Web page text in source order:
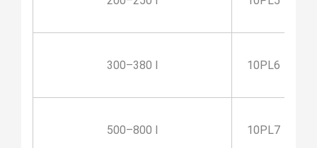
300–380 l 10PL6
500–800 l 10PL7